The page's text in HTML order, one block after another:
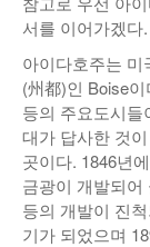
김원동칼럼
독자광장
인근여행지
놀이공원
낚시/비치
골프
인터뷰/탐방
서를 이어가겠다.
아이다호주는 미
(州都)인 Boise
등의 주요도시들
대가 답사한 것
곳이다. 1846년
금광이 개발되어
등의 개발이 진
기가 되었으며